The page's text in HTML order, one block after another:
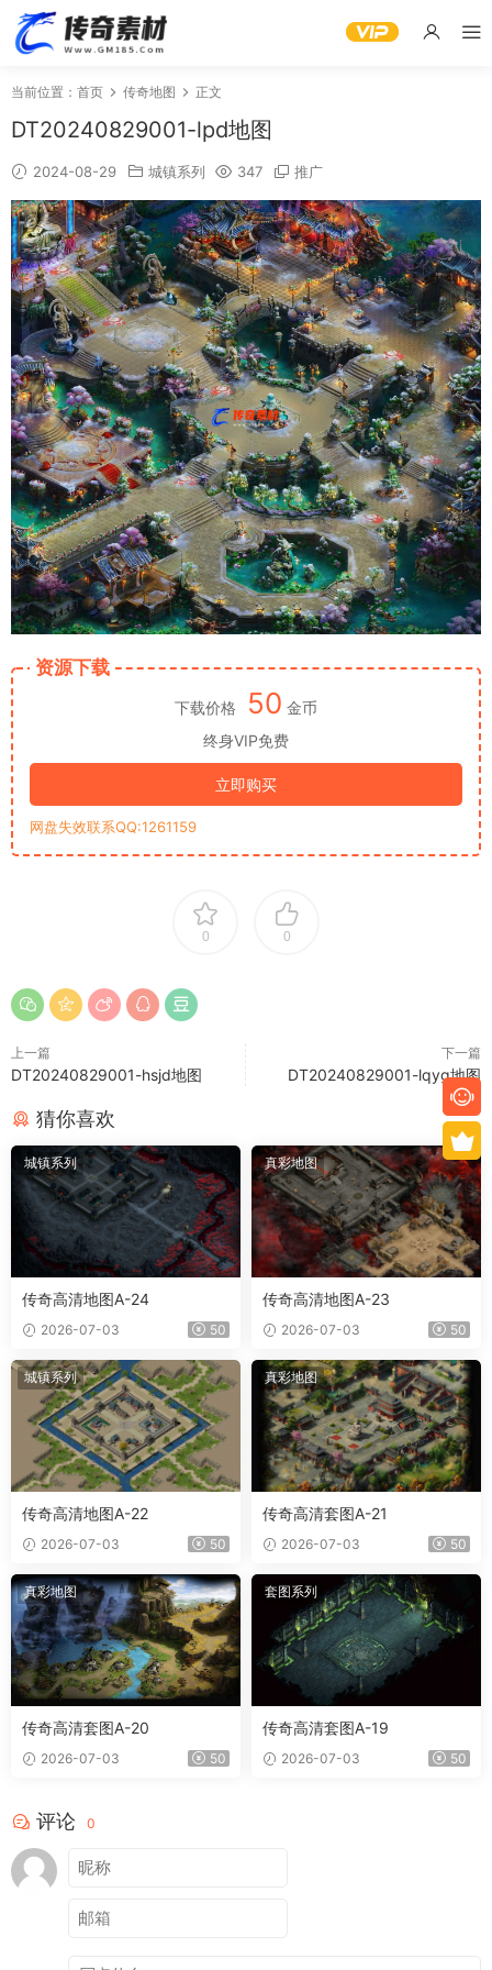
当前位置： 首页 传奇地图 正文
DT20240829001-lpd地图
2024-08-29 城镇系列 347 推广
资源下载
下载价格 50 金币
终身VIP免费
立即购买
网盘失效联系QQ:1261159
0 0
上一篇
DT20240829001-hsjd地图
下一篇
DT20240829001-lqyg地图
猜你喜欢
城镇系列
传奇高清地图A-24
2026-07-03 50
真彩地图
传奇高清地图A-23
2026-07-03 50
城镇系列
传奇高清地图A-22
2026-07-03 50
真彩地图
传奇高清套图A-21
2026-07-03 50
真彩地图
传奇高清套图A-20
2026-07-03 50
套图系列
传奇高清套图A-19
2026-07-03 50
评论 0